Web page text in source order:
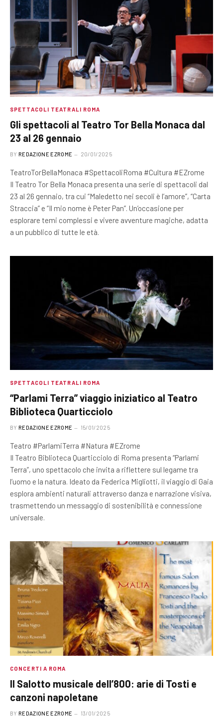
SPETTACOLI TEATRALI ROMA
Gli spettacoli al Teatro Tor Bella Monaca dal
23 al 26 gennaio
BY REDAZIONE EZROME 20/01/2025
TeatroTorBellaMonaca #SpettacoliRoma #Cultura #EZrome
Il Teatro Tor Bella Monaca presenta una serie di spettacoli dal
23 al 26 gennaio, tra cui “Maledetto nei secoli è l’amore”, “Carta
Straccia” e “Il mio nome è Peter Pan”. Un’occasione per
esplorare temi complessi e vivere avventure magiche, adatta
a un pubblico di tutte le età.
SPETTACOLI TEATRALI ROMA
“Parlami Terra” viaggio iniziatico al Teatro
Biblioteca Quarticciolo
BY REDAZIONE EZROME 15/01/2025
Teatro #ParlamiTerra #Natura #EZrome
Il Teatro Biblioteca Quarticciolo di Roma presenta “Parlami
Terra”, uno spettacolo che invita a riflettere sul legame tra
l’uomo e la natura. Ideato da Federica Migliotti, il viaggio di Gaia
esplora ambienti naturali attraverso danza e narrazione visiva,
trasmettendo un messaggio di sostenibilità e connessione
universale.
CONCERTI A ROMA
Il Salotto musicale dell’800: arie di Tosti e
canzoni napoletane
BY REDAZIONE EZROME 13/01/2025